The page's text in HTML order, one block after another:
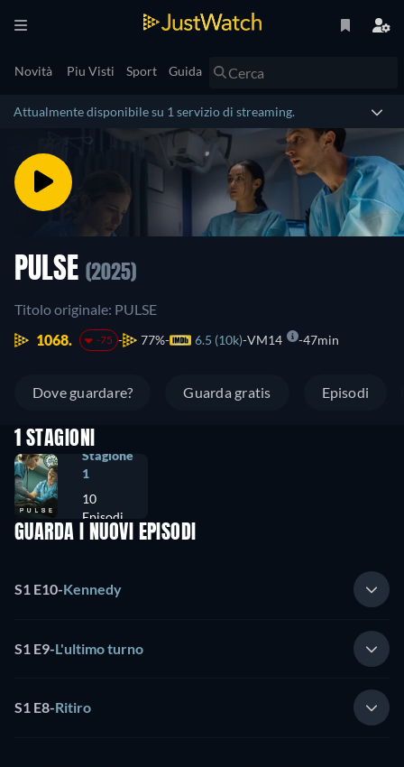
Novità Piu Visti Sport Guida
Attualmente disponibile su 1 servizio di streaming.
PULSE (2025)
Titolo originale: PULSE
1068.
-75 77% 6.5 (10k) VM14 47min
Dove guardare? Guarda gratis Episodi
1 STAGIONI
Stagione
1
10
Episodi
GUARDA I NUOVI EPISODI
S1 E10-Kennedy
S1 E9-L'ultimo turno
S1 E8-Ritiro